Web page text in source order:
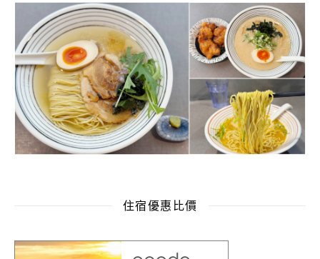
住宿優惠比價